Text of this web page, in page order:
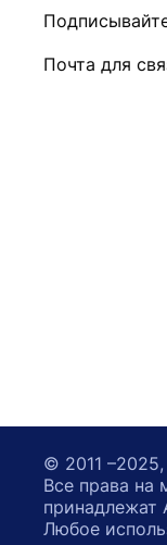
Почта для
© 2011
Все права на
принадлежат
Любое